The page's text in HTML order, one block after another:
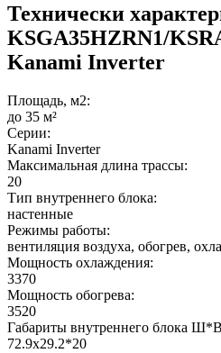
Технически
KSGA35HZRN1/
Kanami Inverter
Площадь, м2:
до 35 м²
Серии:
Kanami Inverter
Максимальная длина трассы:
20
Тип внутреннего блока:
настенные
Режимы работы:
вентиляция воздуха, обогрев,
Мощность охлаждения:
3370
Мощность обогрева:
3520
Габариты внутреннего блока
72.9x29.2*20